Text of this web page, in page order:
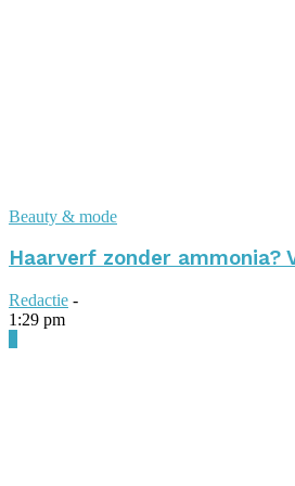
Beauty & mode
Haarverf zonder ammonia?
Redactie -
1:29 pm